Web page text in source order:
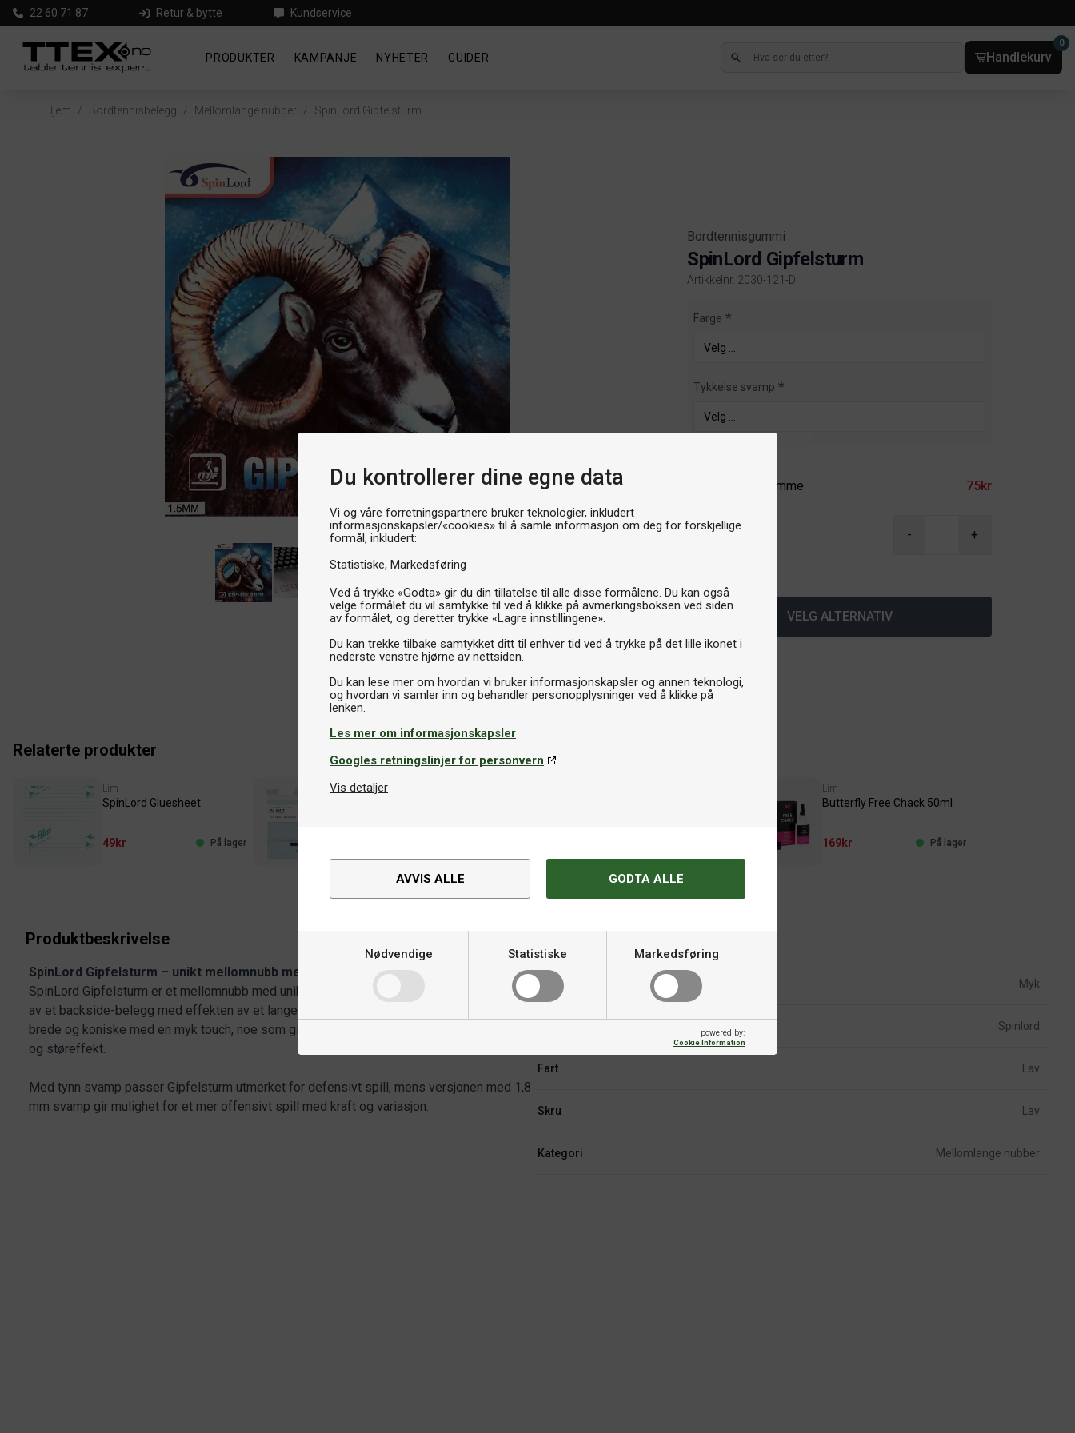
Du kontrollerer dine egne data
Vi og våre forretningspartnere bruker teknologier, inkludert
informasjonskapsler/«cookies» til å samle informasjon om deg for forskjellige
formål, inkludert:
Statistiske Markedsføring
Ved å trykke «Godta» gir du din tillatelse til alle disse formålene. Du kan også
velge formålet du vil samtykke til ved å klikke på avmerkingsboksen ved siden
av formålet, og deretter trykke «Lagre innstillingene».
Du kan trekke tilbake samtykket ditt til enhver tid ved å trykke på det lille ikonet i
nederste venstre hjørne av nettsiden.
Du kan lese mer om hvordan vi bruker informasjonskapsler og annen teknologi,
og hvordan vi samler inn og behandler personopplysninger ved å klikke på
Les mer om informasjonskapsler
Googles retningslinjer for personvern
Vis detaljer
AVVIS ALLE GODTA ALLE
Nødvendige Statistiske Markedsføring
powered by:
Cookie Information
22 60 71 87 Retur & bytte Kundservice
PRODUKTER KAMPANJE NYHETER GUIDER Handlekurv
0
Hjem / Bordtennisbelegg / Mellomlange nubber / SpinLord Gipfelsturm
Bordtennisgummi
SpinLord Gipfelsturm
Artikkelnr. 2030-121-D
Product information
Farge
Tykkelse svamp
Limte på stamme 75kr
249kr
- +
VELG ALTERNATIV
Relaterte produkter
Lim
SpinLord Gluesheet
49kr På lager
Lim Lim
Butterfly Free Chack 50ml
169kr På lager
Produktbeskrivelse
SpinLord Gipfelsturm – unikt mellomnubb med følelse og skru
SpinLord Gipfelsturm er et mellomnubb med unike egenskaper som kombinerer følelsen
av et backside-belegg med effekten av et lange nubber. Nubbene er lengre enn vanlig, men
brede og koniske med en myk touch, noe som gir en spesiell balanse mellom kontroll, skru
og støreffekt.
Med tynn svamp passer Gipfelsturm utmerket for defensivt spill, mens versjonen med 1,8
mm svamp gir mulighet for et mer offensivt spill med kraft og variasjon.
Hardhet Myk
Spinlord
Fart Lav
Skru Lav
Kategori Mellomlange nubber